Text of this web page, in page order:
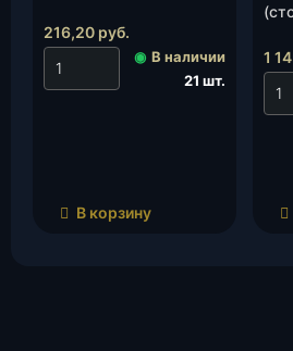
216,20 руб.
◉ В наличии
21 шт.
В корзину
шт.
1